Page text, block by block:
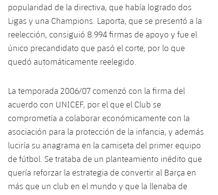
Calendario
Resultados
Clasificaciones
Voleibol masculino
Voleibol femenino
Apúntate a las amateurs
Carnet de las Secciones Amateurs
PLUSICON
MÁS
League of Legends
VALORANT Rising
VALORANT Game Changers
eFootball
popularidad de la directiva, que había logrado dos
Ligas y una Champions. Laporta, que se presentó a la
reelección, consiguió 8.994 firmas de apoyo y fue el
único precandidato que pasó el corte, por lo que
quedó automáticamente reelegido.
La temporada 2006/07 comenzó con la firma del
acuerdo con UNICEF, por el que el Club se
comprometía a colaborar económicamente con la
asociación para la protección de la infancia, y además
luciría su anagrama en la camiseta del primer equipo
de fútbol. Se trataba de un planteamiento inédito que
quería reforzar la estrategia de convertir al Barça en
más que un club en el mundo y que la llenaba de